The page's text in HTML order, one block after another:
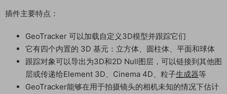
插件主要特点：
GeoTracker 可以加载自定义3D模型并跟踪它们
它有四个内置的 3D 基元：立方体、圆柱体、平面和球体
跟踪对象可以导出为3D和2D Null图层，可以链接到其他图
层或传递给Element 3D、Cinema 4D、粒子生成器等
GeoTracker能够在用于拍摄镜头的相机未知的情况下估计